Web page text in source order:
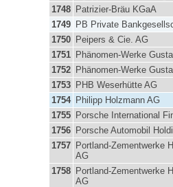
1748 Patrizier-Bräu KGaA
1749 PB Private
1750 Peipers & Cie. AG
1751 Phänomen-Werke
1752 Phänomen-Werke
1753 PHB Weserhütte AG
1754 Philipp Holzmann AG
1755 Porsche International
1756 Porsche Automobil
1757 Portland-Zementwerke
AG
1758 Portland-Zementwerke
AG